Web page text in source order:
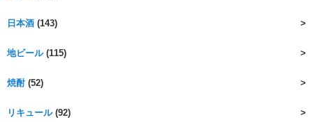
日本酒 (143)
地ビール(115)
焼酎(52)
リキュール(92)